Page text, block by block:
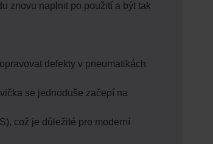
znovu naplnit po použití a být tak
defekty v pneumatikách
se jednoduše začepí na
což je důležité pro moderní